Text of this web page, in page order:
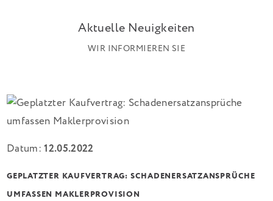
Aktuelle Neuigkeiten
WIR INFORMIEREN SIE
Datum:12.05.2022
GEPLATZTER KAUFVERTRAG: SCHADENERSATZANSPRÜCHE
UMFASSEN MAKLERPROVISION